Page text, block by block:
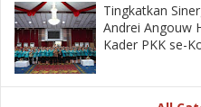
‎Tingkatkan
Andrei Angouw
Kader PKK se-